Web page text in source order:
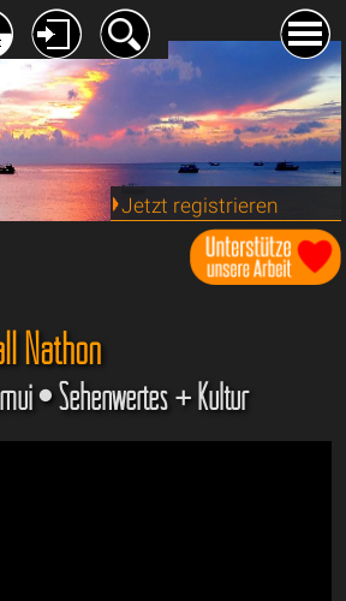
Jetzt registrieren
Nathon
• Sehenwertes + Kultur